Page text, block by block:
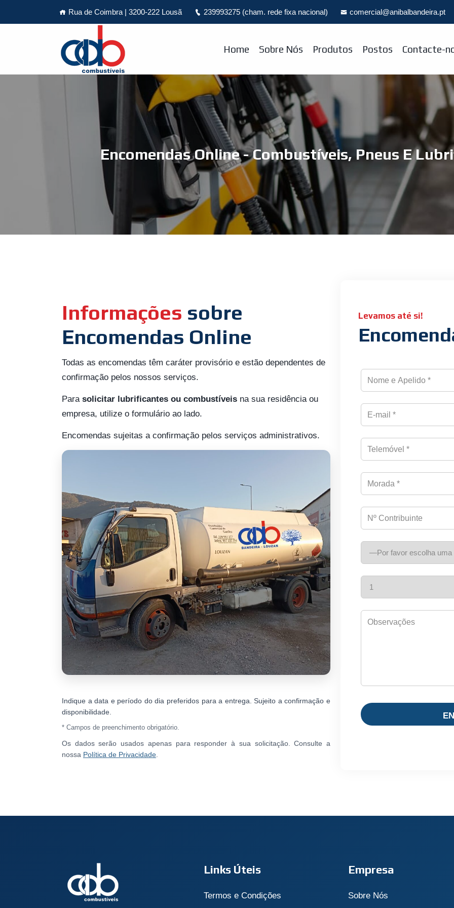
Rua de Coimbra | 3200-222 Lousã 239993275 (cham. rede fixa nacional) comercial@anibalbandeira.pt
Home Sobre Nós Produtos Postos Contacte-
Encomendas Online - Combustíveis, Pneus E
Informações sobre
Encomendas Online
Todas as encomendas têm caráter provisório e estão dependentes de
confirmação pelos nossos serviços.
Para solicitar lubrificantes ou combustíveis na sua residência ou
empresa, utilize o formulário ao lado.
Encomendas sujeitas a confirmação pelos serviços administrativos.
Indique a data e período do dia preferidos para a entrega. Sujeito a confirmação e
disponibilidade.
* Campos de preenchimento obrigatório.
Os dados serão usados apenas para responder à sua solicitação. Consulte a
nossa Política de Privacidade.
Levamos até si!
Links Úteis
Termos e Condições
Empresa
Sobre Nós